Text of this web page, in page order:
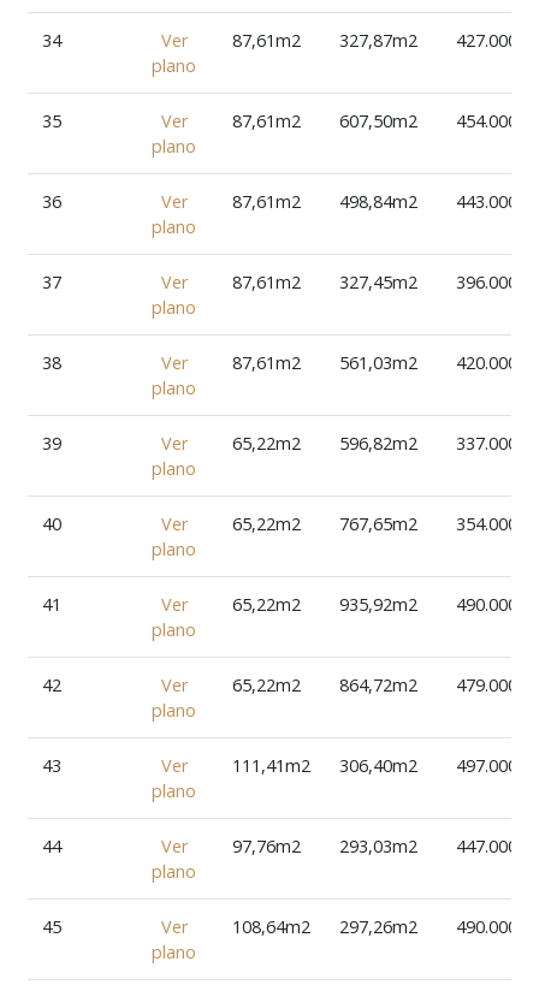
34
Ver
plano
87,61m2 327,87m2 427.000€
35
Ver
plano
87,61m2 607,50m2 454.000€
36
Ver
plano
87,61m2 498,84m2 443.000€
37
Ver
plano
87,61m2 327,45m2 396.000€
38
Ver
plano
87,61m2 561,03m2 420.000€
39
Ver
plano
65,22m2 596,82m2 337.000€
40
Ver
plano
65,22m2 767,65m2 354.000€
41
Ver
plano
65,22m2 935,92m2 490.000€
42
Ver
plano
65,22m2 864,72m2 479.000€
43
Ver
plano
111,41m2 306,40m2 497.000€
44
Ver
plano
97,76m2 293,03m2 447.000€
45
Ver
plano
108,64m2 297,26m2 490.000€